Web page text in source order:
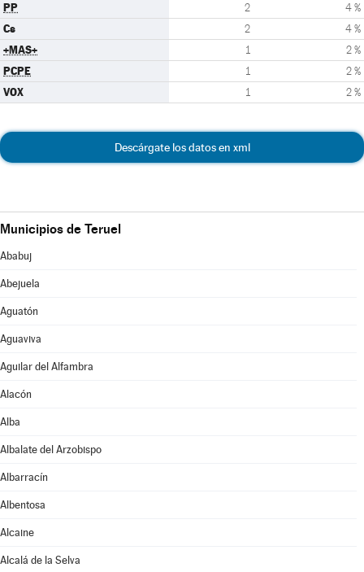
PP 2 4 %
Cs 2 4 %
+MAS+ 1 2 %
PCPE 1 2 %
VOX 1 2 %
Descárgate los datos en xml
Municipios de Teruel
Ababuj
Abejuela
Aguatón
Aguaviva
Aguilar del Alfambra
Alacón
Alba
Albalate del Arzobispo
Albarracín
Albentosa
Alcaine
Alcalá de la Selva